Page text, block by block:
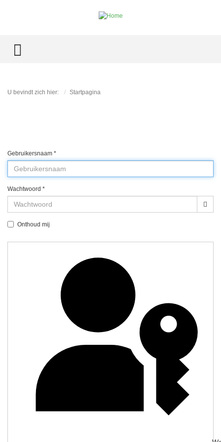
TOGGLE MENU
U bevindt zich hier: Startpagina
Gebruikersnaam *
Wachtwoord *
Onthoud mij